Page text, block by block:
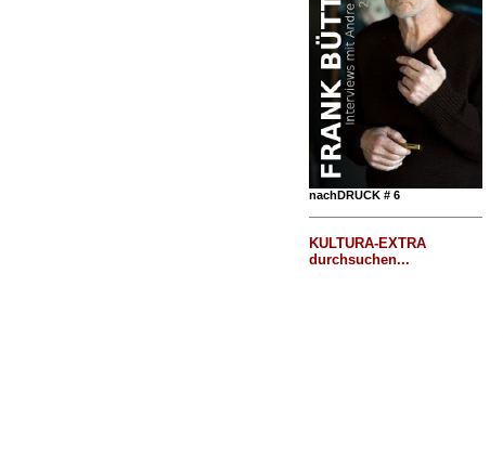
nachDRUCK # 6
KULTURA-EXTRA
durchsuchen...